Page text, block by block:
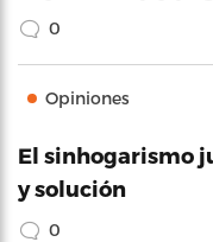
0
Opiniones
El sinhogarismo
y solución
0